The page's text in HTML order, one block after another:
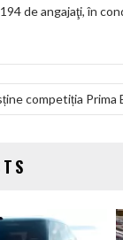
de angajaţi, în
competiția Prima